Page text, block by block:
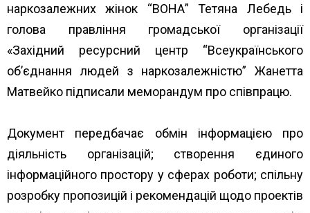
наркозалежних жінок “ВОНА” Тетяна Лебедь і
голова правління громадської організації
«Західний ресурсний центр “Всеукраїнського
об’єднання людей з наркозалежністю” Жанетта
Матвейко підписали меморандум про співпрацю.
Документ передбачає обмін інформацією про
діяльність організацій; створення єдиного
інформаційного простору у сферах роботи; спільну
розробку пропозицій і рекомендацій щодо проектів